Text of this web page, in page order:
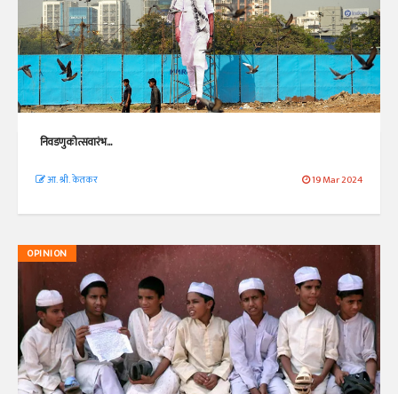
निवडणुकोत्सवारंभ...
आ. श्री. केतकर 19 Mar 2024
OPINION